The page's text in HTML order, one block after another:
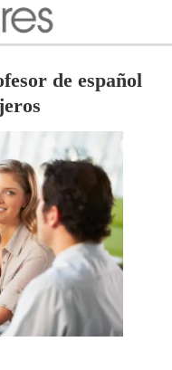
de español